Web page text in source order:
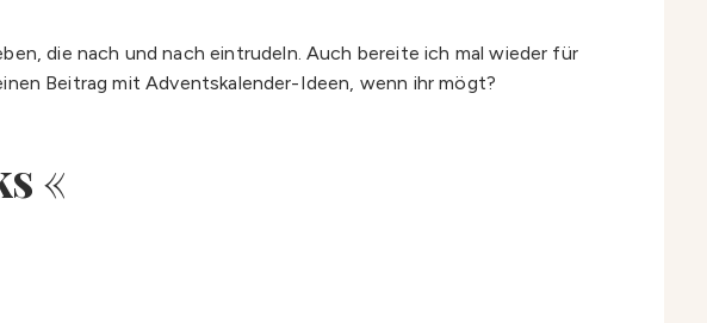
die nach und nach eintrudeln. Auch bereite ich mal wieder für
Beitrag mit Adventskalender-Ideen, wenn ihr mögt?
«